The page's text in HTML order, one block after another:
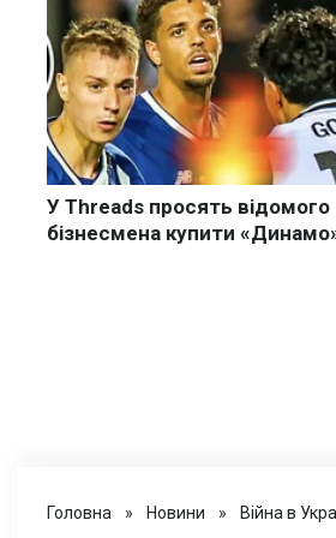
Головна » Новини » Війна в